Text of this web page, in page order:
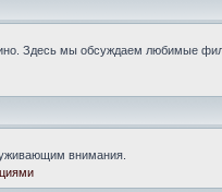
Здесь мы обсуждаем любимые
внимания.